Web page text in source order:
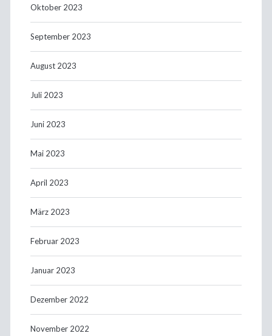
Oktober 2023
September 2023
August 2023
Juli 2023
Juni 2023
Mai 2023
April 2023
März 2023
Februar 2023
Januar 2023
Dezember 2022
November 2022